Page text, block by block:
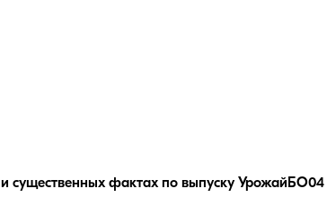
существенных фактах по выпуску УрожайБО04